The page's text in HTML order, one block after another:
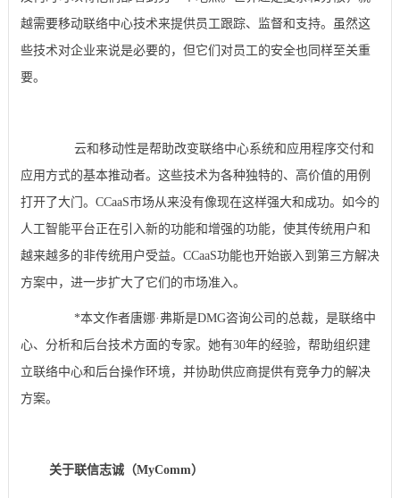
越需要移动联络中心技术来提供员工跟踪、监督和支持。虽然这
些技术对企业来说是必要的，但它们对员工的安全也同样至关重
要。
云和移动性是帮助改变联络中心系统和应用程序交付和
应用方式的基本推动者。这些技术为各种独特的、高价值的用例
打开了大门。CCaaS市场从来没有像现在这样强大和成功。如今的
人工智能平台正在引入新的功能和增强的功能，使其传统用户和
越来越多的非传统用户受益。CCaaS功能也开始嵌入到第三方解决
方案中，进一步扩大了它们的市场准入。
*本文作者唐娜·弗斯是DMG咨询公司的总裁，是联络中
心、分析和后台技术方面的专家。她有30年的经验，帮助组织建
立联络中心和后台操作环境，并协助供应商提供有竞争力的解决
方案。
关于联信志诚（MyComm）